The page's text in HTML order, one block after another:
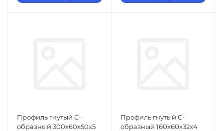
Профиль гнутый C-
образный 300х60х50х5
Профиль гнутый C-
образный 160х60х32х4